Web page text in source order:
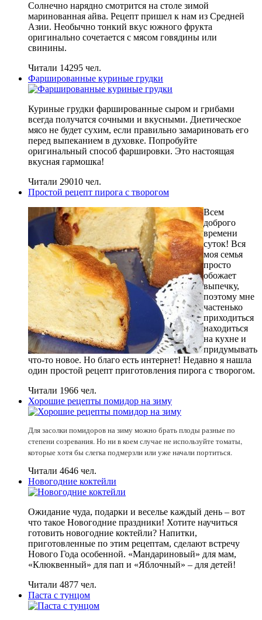
Солнечно нарядно смотрится на столе зимой
маринованная айва. Рецепт пришел к нам из Средней
Азии. Необычно тонкий вкус южного фрукта
оригинально сочетается с мясом говядины или
свинины.
Читали 14295 чел.
Фаршированные куриные грудки
Куриные грудки фаршированные сыром и грибами
всегда получатся сочными и вкусными. Диетическое
мясо не будет сухим, если правильно замариновать его
перед выпеканием в духовке. Попробуйте
оригинальный способ фаршировки. Это настоящая
вкусная гармошка!
Читали 29010 чел.
Простой рецепт пирога с творогом
Всем
доброго
времени
суток! Вся
моя семья
просто
обожает
выпечку,
поэтому мне
частенько
приходиться
находиться
на кухне и
придумывать
что-то новое. Но благо есть интернет! Недавно я нашла
один простой рецепт приготовления пирога с творогом.
Читали 1966 чел.
Хорошие рецепты помидор на зиму
Для засолки помидоров на зиму можно брать плоды разные по
степени созревания. Но ни в коем случае не используйте томаты,
которые хотя бы слегка подмерзли или уже начали портиться.
Читали 4646 чел.
Новогодние коктейли
Ожидание чуда, подарки и веселье каждый день – вот
что такое Новогодние праздники! Хотите научиться
готовить новогодние коктейли? Напитки,
приготовленные по этим рецептам, сделают встречу
Нового Года особенной. «Мандариновый» для мам,
«Клюквенный» для пап и «Яблочный» – для детей!
Читали 4877 чел.
Паста с тунцом